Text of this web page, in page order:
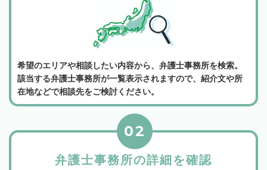
希望のエリアや相談したい内容から、弁護士事務所を検索。
該当する弁護士事務所が一覧表示されますので、紹介文や所
在地などで相談先をご検討ください。
弁護士事務所の詳細を確認
02